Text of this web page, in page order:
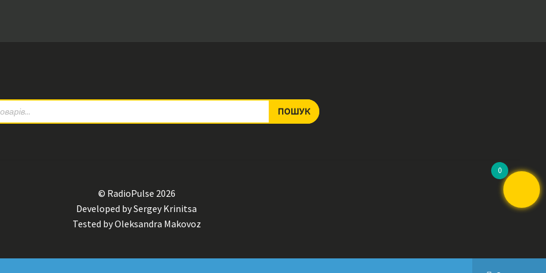
ПОШУК
© RadioPulse 2026
Developed by Sergey Krinitsa
Tested by Oleksandra Makovoz
0